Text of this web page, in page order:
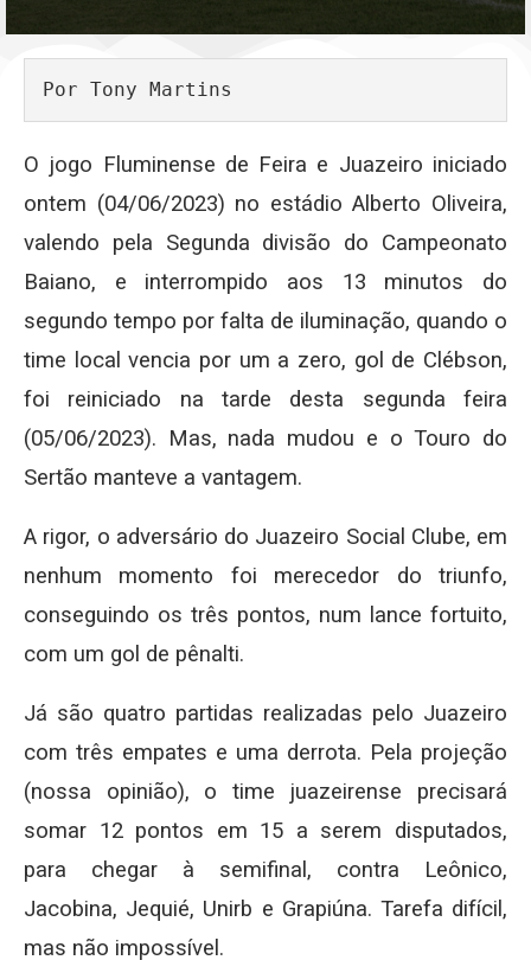
Por Tony Martins
O jogo Fluminense de Feira e Juazeiro iniciado
ontem (04/06/2023) no estádio Alberto Oliveira,
valendo pela Segunda divisão do Campeonato
Baiano, e interrompido aos 13 minutos do
segundo tempo por falta de iluminação, quando o
time local vencia por um a zero, gol de Clébson,
foi reiniciado na tarde desta segunda feira
(05/06/2023). Mas, nada mudou e o Touro do
Sertão manteve a vantagem.
A rigor, o adversário do Juazeiro Social Clube, em
nenhum momento foi merecedor do triunfo,
conseguindo os três pontos, num lance fortuito,
com um gol de pênalti.
Já são quatro partidas realizadas pelo Juazeiro
com três empates e uma derrota. Pela projeção
(nossa opinião), o time juazeirense precisará
somar 12 pontos em 15 a serem disputados,
para chegar à semifinal, contra Leônico,
Jacobina, Jequié, Unirb e Grapiúna. Tarefa difícil,
mas não impossível.